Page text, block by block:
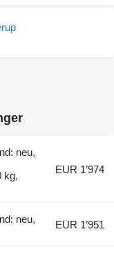
neu,
kg,
EUR 1’974
neu,
EUR 1’951